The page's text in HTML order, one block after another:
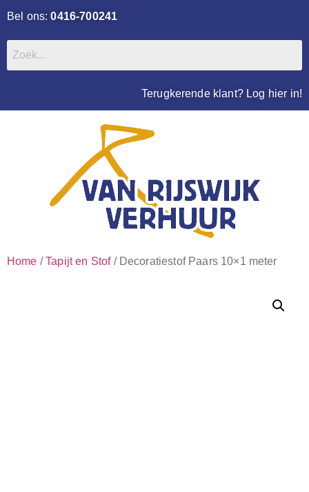
Bel ons:0416-700241
Terugkerende klant? Log hier in!
Home /Tapijt en Stof/ Decoratiestof Paars 10×1 meter